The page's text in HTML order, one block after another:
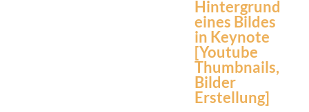
Hintergrund
eines Bildes
in Keynote
[Youtube
Thumbnails,
Bilder
Erstellung]